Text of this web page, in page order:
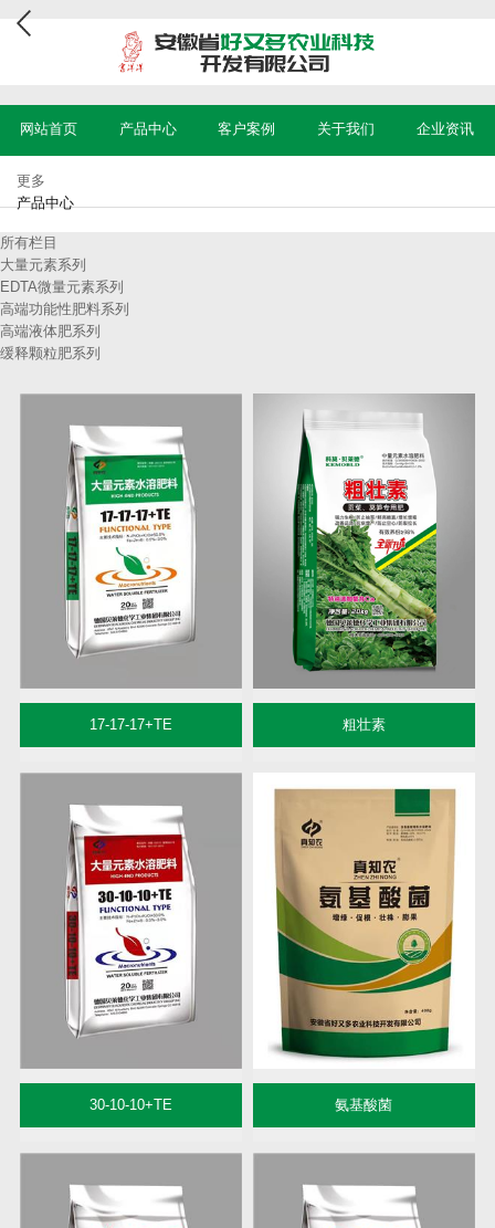
网站首页 产品中心 客户案例 关于我们 企业资讯
更多
产品中心
所有栏目
大量元素系列
EDTA微量元素系列
高端功能性肥料系列
高端液体肥系列
缓释颗粒肥系列
17-17-17+TE 粗壮素
30-10-10+TE 氨基酸菌